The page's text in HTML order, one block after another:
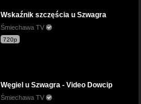
Wskaźnik szczęścia u Szwagra
Śmiechawa TV
720p
Węgiel u Szwagra - Video Dowcip
Śmiechawa TV